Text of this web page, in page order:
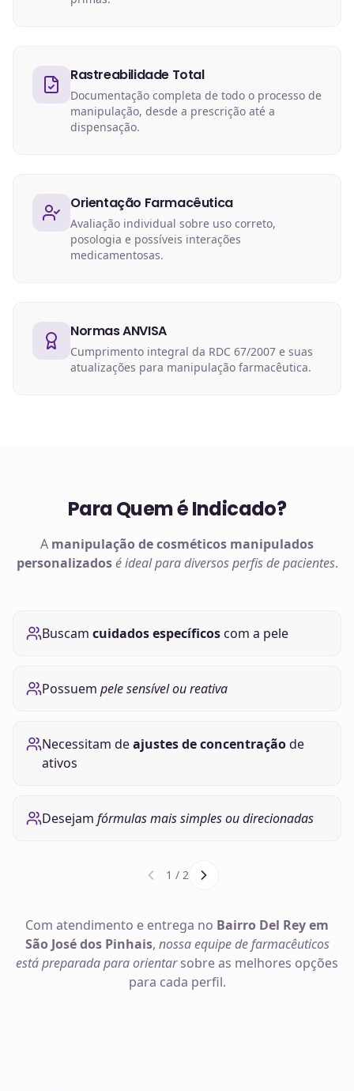
Rastreabilidade Total
Documentação completa de todo o processo de
manipulação, desde a prescrição até a
dispensação.
Orientação Farmacêutica
Avaliação individual sobre uso correto,
posologia e possíveis interações
medicamentosas.
Normas ANVISA
Cumprimento integral da RDC 67/2007 e suas
atualizações para manipulação farmacêutica.
Para Quem é Indicado?
A manipulação decosméticos manipulados
personalizados é ideal para diversos perfis de pacientes.
Buscam cuidados específicoscom a pele
Possuem pele sensível ou reativa
Necessitam deajustes de concentraçãode
ativos
Desejam fórmulas mais simples ou direcionadas
1 / 2
Com atendimento e entrega no Bairro Del Rey em
São José dos Pinhais, nossa equipe de farmacêuticos
está preparada para orientarsobre as melhores opções
para cada perfil.